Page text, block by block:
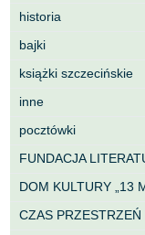
historia
bajki
książki szczecińskie
inne
pocztówki
FUNDACJA
DOM KULTURY „13
CZAS